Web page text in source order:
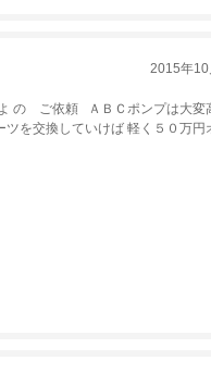
2015年10
の ご依頼 ＡＢＣポンプは大変
を交換していけば 軽く５０万円